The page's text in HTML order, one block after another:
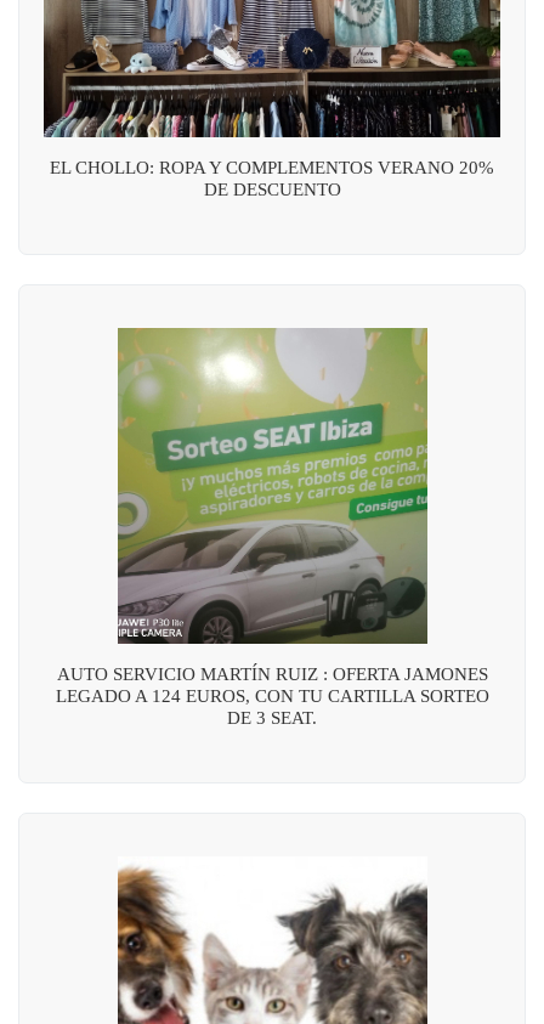
EL CHOLLO: ROPA Y COMPLEMENTOS VERANO 20%
DE DESCUENTO
AUTO SERVICIO MARTÍN RUIZ : OFERTA JAMONES
LEGADO A 124 EUROS, CON TU CARTILLA SORTEO
DE 3 SEAT.